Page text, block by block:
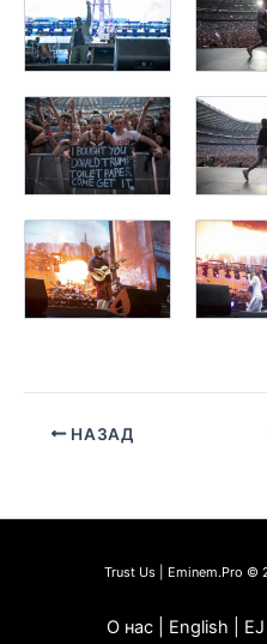
НАЗАД
Trust Us | Eminem.Pro ©
О нас | English |